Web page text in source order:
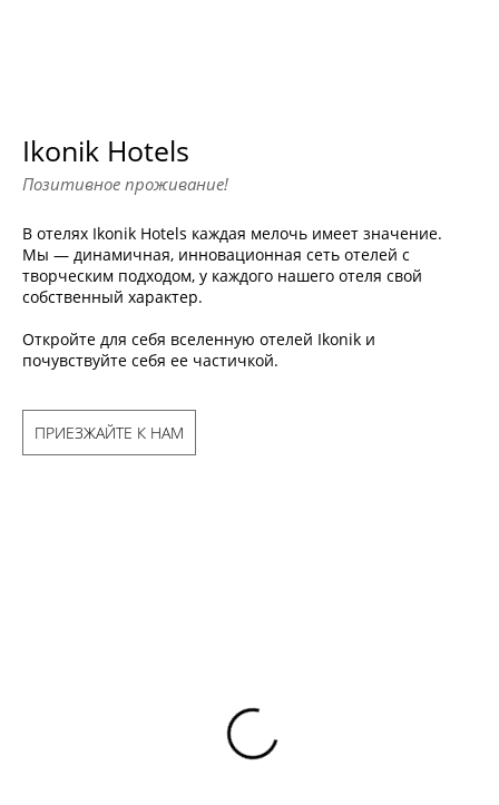
Ikonik Hotels
Позитивное проживание!
В отелях Ikonik Hotels каждая мелочь имеет значение.
Мы — динамичная, инновационная сеть отелей с
творческим подходом, у каждого нашего отеля свой
собственный характер.
Откройте для себя вселенную отелей Ikonik и
почувствуйте себя ее частичкой.
ПРИЕЗЖАЙТЕ К НАМ